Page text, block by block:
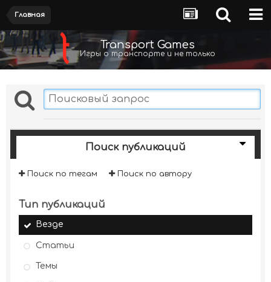
Главная
Transport Games
Игры о транспорте и не только
Поиск публикаций
Поиск по тегам Поиск по автору
Тип публикаций
Везде
Статьи
Темы